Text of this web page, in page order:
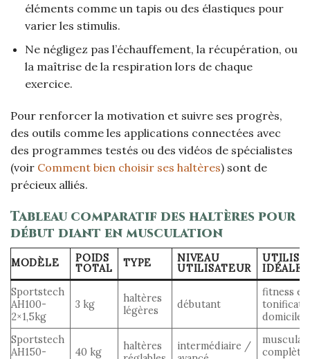
éléments comme un tapis ou des élastiques pour
varier les stimulis.
Ne négligez pas l’échauffement, la récupération, ou
la maîtrise de la respiration lors de chaque
exercice.
Pour renforcer la motivation et suivre ses progrès,
des outils comme les applications connectées avec
des programmes testés ou des vidéos de spécialistes
(voir Comment bien choisir ses haltères) sont de
précieux alliés.
Tableau comparatif des haltères pour
début diant en musculation
MODÈLE
POIDS
TOTAL
TYPE
NIVEAU
UTILISATEUR
IDÉALE
Sportstech
AH100-
2×1,5kg
3 kg
haltères
légères
débutant
fitness et
domicile
Sportstech
AH150-
40 kg
haltères
intermédiaire /
complète